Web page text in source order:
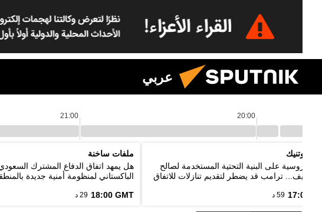
عربي
20:00
21:00
سبوتنيك
روسية على البنية التحتية المستخدمة لصالح
كييف... ترامب قد يضطر لتقديم تنازلات للاتفاق
17:00 59 د
ملفات ساخنة
هل يمهد اتفاق الدفاع المشترك
الباكستاني لمنظومة أمنية جديدة
18:00 GMT 29 د